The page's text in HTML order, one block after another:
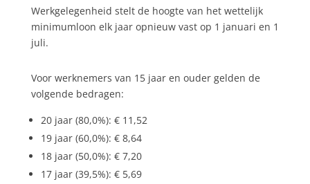
Werkgelegenheid stelt de hoogte van het wettelijk
minimumloon elk jaar opnieuw vast op 1 januari en 1
juli.
Voor werknemers van 15 jaar en ouder gelden de
volgende bedragen:
20 jaar (80,0%): € 11,52
19 jaar (60,0%): € 8,64
18 jaar (50,0%): € 7,20
17 jaar (39,5%): € 5,69